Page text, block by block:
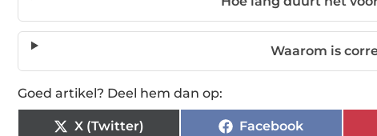
Waarom is
Goed artikel? Deel hem dan op:
X (Twitter) Facebook